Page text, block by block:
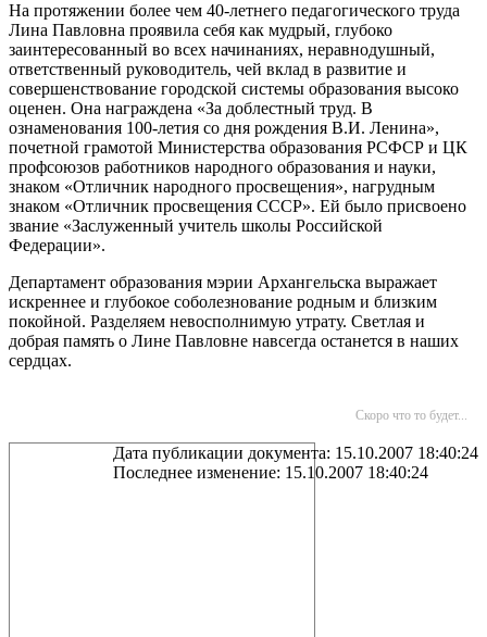
На протяжении более чем 40-летнего педагогического труда
Лина Павловна проявила себя как мудрый, глубоко
заинтересованный во всех начинаниях, неравнодушный,
ответственный руководитель, чей вклад в развитие и
совершенствование городской системы образования высоко
оценен. Она награждена «За доблестный труд. В
ознаменования 100-летия со дня рождения В.И. Ленина»,
почетной грамотой Министерства образования РСФСР и ЦК
профсоюзов работников народного образования и науки,
знаком «Отличник народного просвещения», нагрудным
знаком «Отличник просвещения СССР». Ей было присвоено
звание «Заслуженный учитель школы Российской
Федерации».
Департамент образования мэрии Архангельска выражает
искреннее и глубокое соболезнование родным и близким
покойной. Разделяем невосполнимую утрату. Светлая и
добрая память о Лине Павловне навсегда останется в наших
сердцах.
Скоро что то будет...
Дата публикации документа: 15.10.2007 18:40:24
Последнее изменение: 15.10.2007 18:40:24